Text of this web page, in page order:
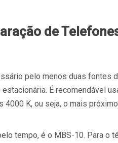
de
pelo menos duas fontes
É recomendável
4000 K, ou seja, o mais
tempo, é o MBS-10. Para o